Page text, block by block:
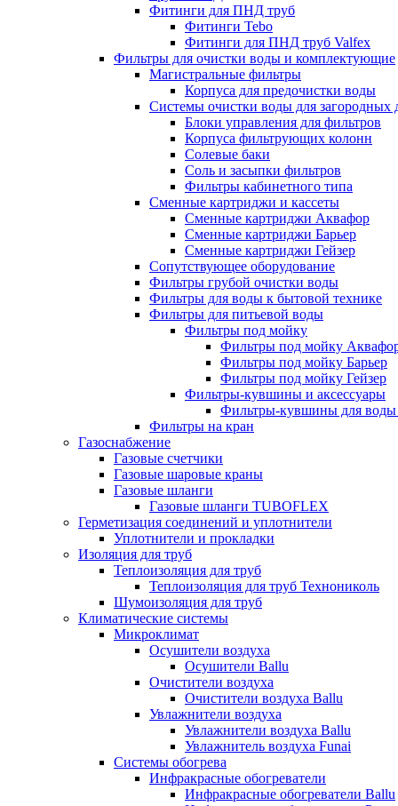
Фитинги для ПНД труб
Фитинги Tebo
Фитинги для ПНД труб Valfex
Фильтры для очистки воды и комплектующие
Магистральные фильтры
Корпуса для предочистки воды
Системы очистки воды для загородных
Блоки управления для фильтров
Корпуса фильтрующих колонн
Солевые баки
Соль и засыпки фильтров
Фильтры кабинетного типа
Сменные картриджи и кассеты
Сменные картриджи Аквафор
Сменные картриджи Барьер
Сменные картриджи Гейзер
Сопутствующее оборудование
Фильтры грубой очистки воды
Фильтры для воды к бытовой технике
Фильтры для питьевой воды
Фильтры под мойку
Фильтры под мойку
Фильтры под мойку Барьер
Фильтры под мойку Гейзер
Фильтры-кувшины и аксессуары
Фильтры-кувшины для
Фильтры на кран
Газоснабжение
Газовые счетчики
Газовые шаровые краны
Газовые шланги
Газовые шланги TUBOFLEX
Герметизация соединений и уплотнители
Уплотнители и прокладки
Изоляция для труб
Теплоизоляция для труб
Теплоизоляция для труб Технониколь
Шумоизоляция для труб
Климатические системы
Микроклимат
Осушители воздуха
Осушители Ballu
Очистители воздуха
Очистители воздуха Ballu
Увлажнители воздуха
Увлажнители воздуха Ballu
Увлажнитель воздуха Funai
Системы обогрева
Инфракрасные обогреватели
Инфракрасные обогреватели Ballu